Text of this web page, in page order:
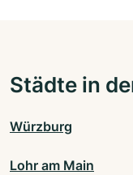
Städte in
Würzburg
Lohr am Main